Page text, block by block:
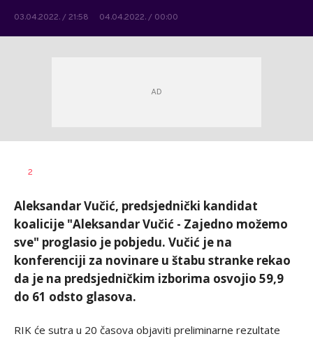
03.04.2022. / 21:58 04.04.2022. / 00:00
AUTOR
2
Aleksandar Vučić, predsjednički kandidat
koalicije "Aleksandar Vučić - Zajedno možemo
sve" proglasio je pobjedu. Vučić je na
konferenciji za novinare u štabu stranke rekao
da je na predsjedničkim izborima osvojio 59,9
do 61 odsto glasova.
RIK će sutra u 20 časova objaviti preliminarne rezultate